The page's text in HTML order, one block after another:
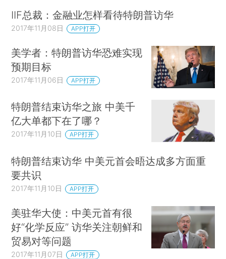
IIF总裁：金融业怎样看待特朗普访华
2017年11月08日 APP打开
美学者：特朗普访华恐难实现
预期目标
2017年11月06日 APP打开
特朗普结束访华之旅 中美千
亿大单都下在了哪？
2017年11月10日 APP打开
特朗普结束访华 中美元首会晤达成多方面重
要共识
2017年11月10日 APP打开
美驻华大使：中美元首有很
好“化学反应” 访华关注朝鲜和
贸易对等问题
2017年11月07日 APP打开